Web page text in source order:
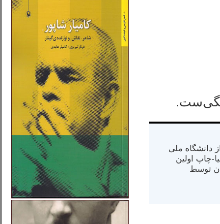
از دانشگاه ملی
در کالیفرنیا-چاپ اولین
در سال ۱۳۸۴ در ایران توسط